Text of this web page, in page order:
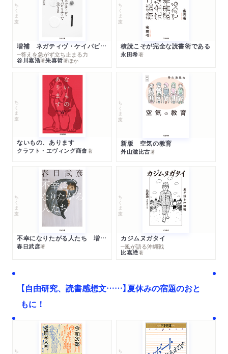
ちくま文庫
増補 ネガティヴ・ケイパビリティで生きる
─答えを急がず立ち止まる力
谷川嘉浩著朱喜哲著ほか
ちくま文庫
積読こそが完全な読書術である
永田希著
ちくま文庫
ないもの、あります
クラフト・エヴィング商會著
ちくま文庫
新版 空気の教育
外山滋比古著
ちくま文庫
不幸になりたがる人たち 増補新版
春日武彦著
ちくま文庫
カジムヌガタイ
─風が語る沖縄戦
比嘉慂著
【自由研究、読書感想文……】夏休みの宿題のおと
もに！